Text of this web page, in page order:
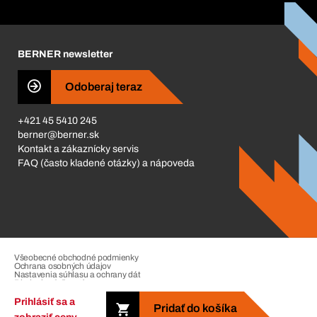
Prihlásiť sa a
Pridať do košíka
Business Conduct
BERNER newsletter
Odoberaj teraz
+421 45 5410 245
berner@berner.sk
Kontakt a zákaznícky servis
FAQ (často kladené otázky) a nápoveda
Všeobecné obchodné podmienky
Ochrana osobných údajov
Nastavenia súhlasu a ochrany dát
Riadenie sťažností